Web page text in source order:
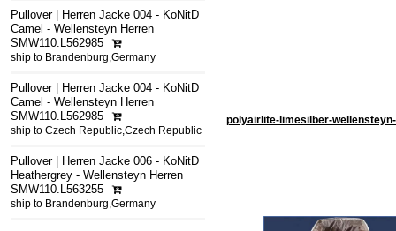
Pullover | Herren Jacke 004 - KoNitD
Camel - Wellensteyn Herren
SMW110.L562985
ship to Brandenburg,Germany
Pullover | Herren Jacke 004 - KoNitD
Camel - Wellensteyn Herren
SMW110.L562985
ship to Czech Republic,Czech Republic
Pullover | Herren Jacke 006 - KoNitD
Heathergrey - Wellensteyn Herren
SMW110.L563255
ship to Brandenburg,Germany
polyairlite-limesilber-